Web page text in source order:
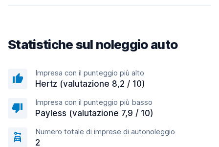
Statistiche sul noleggio auto
Impresa con il punteggio più alto
Hertz (valutazione 8,2 / 10)
Impresa con il punteggio più basso
Payless (valutazione 7,9 / 10)
Numero totale di imprese di autonoleggio
2